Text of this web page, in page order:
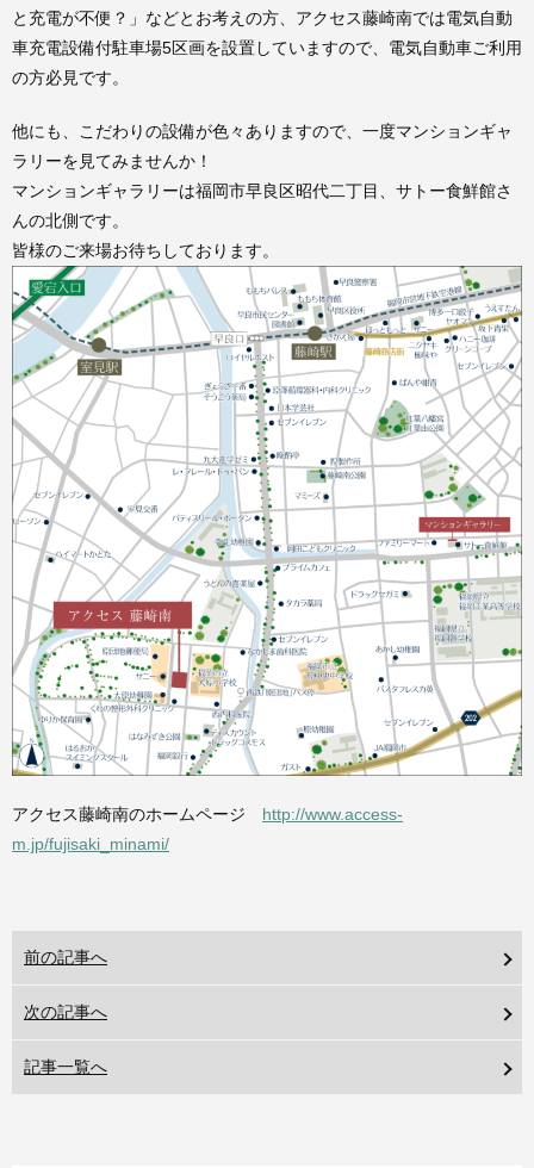
と充電が不便？」などとお考えの方、アクセス藤崎南では電気自動
車充電設備付駐車場5区画を設置していますので、電気自動車ご利用
の方必見です。
他にも、こだわりの設備が色々ありますので、一度マンションギャ
ラリーを見てみませんか！
マンションギャラリーは福岡市早良区昭代二丁目、サトー食鮮館さ
んの北側です。
皆様のご来場お待ちしております。
アクセス藤崎南のホームページ http://www.access-
m.jp/fujisaki_minami/
前の記事へ
次の記事へ
記事一覧へ